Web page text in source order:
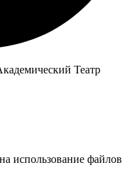
Театр
использование файлов